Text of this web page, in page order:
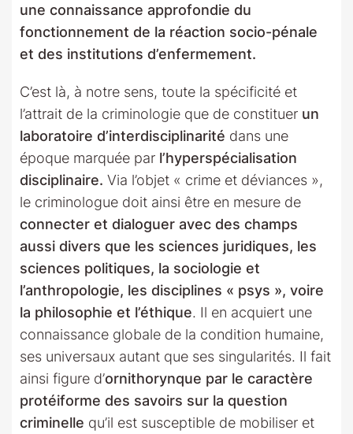
une connaissance approfondie du
fonctionnement de la réaction socio-pénale
et des institutions d’enfermement.
C’est là, à notre sens, toute la spécificité et
l’attrait de la criminologie que de constituer un
laboratoire d’interdisciplinarité dans une
époque marquée par l’hyperspécialisation
disciplinaire. Via l’objet « crime et déviances »,
le criminologue doit ainsi être en mesure de
connecter et dialoguer avec des champs
aussi divers que les sciences juridiques, les
sciences politiques, la sociologie et
l’anthropologie, les disciplines « psys », voire
la philosophie et l’éthique. Il en acquiert une
connaissance globale de la condition humaine,
ses universaux autant que ses singularités. Il fait
ainsi figure d’ornithorynque par le caractère
protéiforme des savoirs sur la question
criminelle qu’il est susceptible de mobiliser et